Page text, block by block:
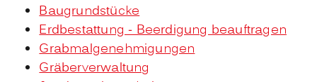
Baugrundstücke
Erdbestattung - Beerdigung beauftragen
Grabmalgenehmigungen
Gräberverwaltung